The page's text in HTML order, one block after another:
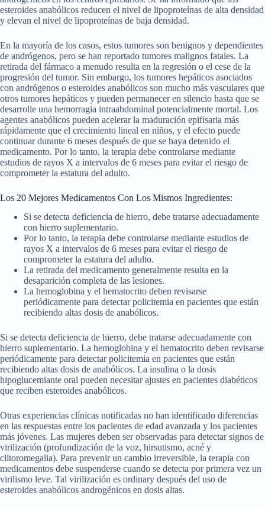
esteroides anabólicos reducen el nivel de lipoproteínas de alta densidad
y elevan el nivel de lipoproteínas de baja densidad.
En la mayoría de los casos, estos tumores son benignos y dependientes
de andrógenos, pero se han reportado tumores malignos fatales. La
retirada del fármaco a menudo resulta en la regresión o el cese de la
progresión del tumor. Sin embargo, los tumores hepáticos asociados
con andrógenos o esteroides anabólicos son mucho más vasculares que
otros tumores hepáticos y pueden permanecer en silencio hasta que se
desarrolle una hemorragia intraabdominal potencialmente mortal. Los
agentes anabólicos pueden acelerar la maduración epifisaria más
rápidamente que el crecimiento lineal en niños, y el efecto puede
continuar durante 6 meses después de que se haya detenido el
medicamento. Por lo tanto, la terapia debe controlarse mediante
estudios de rayos X a intervalos de 6 meses para evitar el riesgo de
comprometer la estatura del adulto.
Los 20 Mejores Medicamentos Con Los Mismos Ingredientes:
Si se detecta deficiencia de hierro, debe tratarse adecuadamente
con hierro suplementario.
Por lo tanto, la terapia debe controlarse mediante estudios de
rayos X a intervalos de 6 meses para evitar el riesgo de
comprometer la estatura del adulto.
La retirada del medicamento generalmente resulta en la
desaparición completa de las lesiones.
La hemoglobina y el hematocrito deben revisarse
periódicamente para detectar policitemia en pacientes que están
recibiendo altas dosis de anabólicos.
Si se detecta deficiencia de hierro, debe tratarse adecuadamente con
hierro suplementario. La hemoglobina y el hematocrito deben revisarse
periódicamente para detectar policitemia en pacientes que están
recibiendo altas dosis de anabólicos. La insulina o la dosis
hipoglucemiante oral pueden necesitar ajustes en pacientes diabéticos
que reciben esteroides anabólicos.
Otras experiencias clínicas notificadas no han identificado diferencias
en las respuestas entre los pacientes de edad avanzada y los pacientes
más jóvenes. Las mujeres deben ser observadas para detectar signos de
virilización (profundización de la voz, hirsutismo, acné y
clitoromegalia). Para prevenir un cambio irreversible, la terapia con
medicamentos debe suspenderse cuando se detecta por primera vez un
virilismo leve. Tal virilización es ordinary después del uso de
esteroides anabólicos androgénicos en dosis altas.